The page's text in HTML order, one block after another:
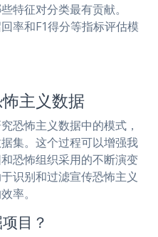
特征对分类最有贡献。
率和F1得分等指标评估模
主义数据
恐怖主义数据中的模式，
集。这个过程可以增强我
恐怖组织采用的不断演变
识别和过滤宣传恐怖主义
率。
目？